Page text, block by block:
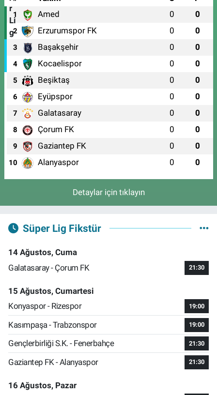
1 Amed 0 0
2 Erzurumspor FK 0 0
3 Başakşehir 0 0
4 Kocaelispor 0 0
5 Beşiktaş 0 0
6 Eyüpspor 0 0
7 Galatasaray 0 0
8 Çorum FK 0 0
9 Gaziantep FK 0 0
10 Alanyaspor 0 0
Detaylar için tıklayın
Süper Lig Fikstür
14 Ağustos, Cuma
Galatasaray - Çorum FK
21:30
15 Ağustos, Cumartesi
Konyaspor - Rizespor
19:00
Kasımpaşa - Trabzonspor 19:00
Gençlerbirliği S.K. - Fenerbahçe 21:30
Gaziantep FK - Alanyaspor 21:30
16 Ağustos, Pazar